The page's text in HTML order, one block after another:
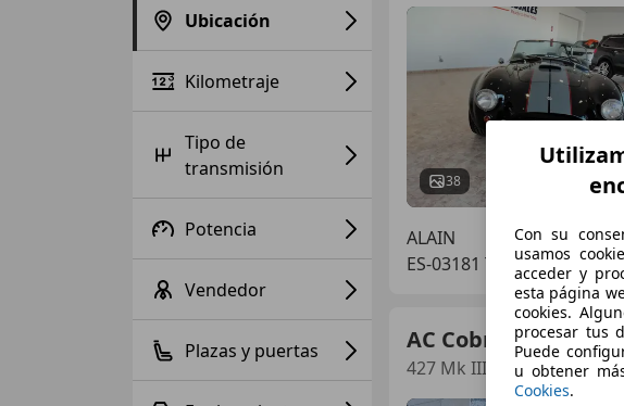
Ubicación
Kilometraje
Tipo de
transmisión
Potencia
Vendedor
Plazas y puertas
38
ALAIN
ES-03181 TORREVIEJA
AC Cobra
427 Mk III
Con su
usamos
acceder y
esta página
cookies.
procesar tus
Puede
u obtener
Cookies.